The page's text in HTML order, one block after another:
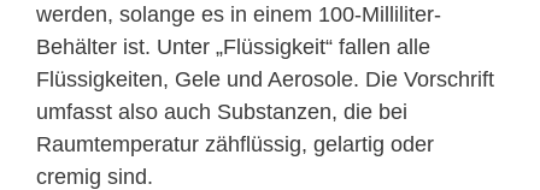
werden, solange es in einem 100-Milliliter-
Behälter ist. Unter „Flüssigkeit“ fallen alle
Flüssigkeiten, Gele und Aerosole. Die Vorschrift
umfasst also auch Substanzen, die bei
Raumtemperatur zähflüssig, gelartig oder
cremig sind.